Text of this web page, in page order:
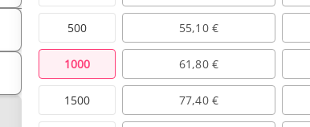
500
1000
1500
55,10 €
61,80 €
77,40 €